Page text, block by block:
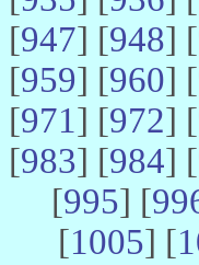
[947] [948] [
[959] [960] [
[971] [972] [
[983] [984] [
[995] [
[1005] [